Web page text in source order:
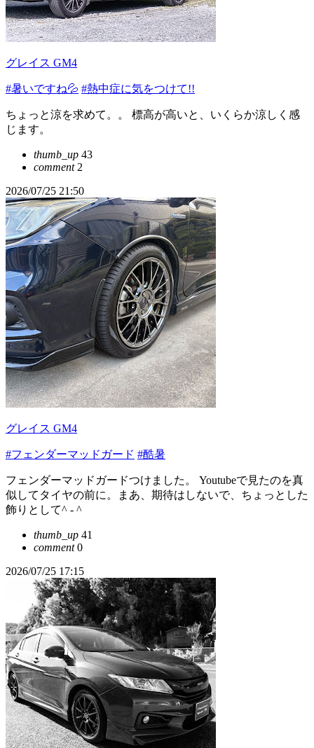
グレイス GM4
#暑いですね💦 #熱中症に気をつけて!!
ちょっと涼を求めて。。 標高が高いと、いくらか涼しく感
じます。
thumb_up 43
comment2
2026/07/25 21:50
グレイス GM4
#フェンダーマッドガード #酷暑
フェンダーマッドガードつけました。 Youtubeで見たのを真
似してタイヤの前に。まあ、期待はしないで、ちょっとした
飾りとして^ - ^
thumb_up 41
comment0
2026/07/25 17:15